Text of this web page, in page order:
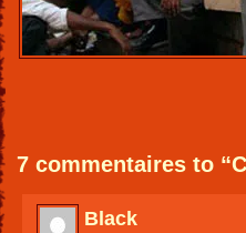
7 commentaires to
Black